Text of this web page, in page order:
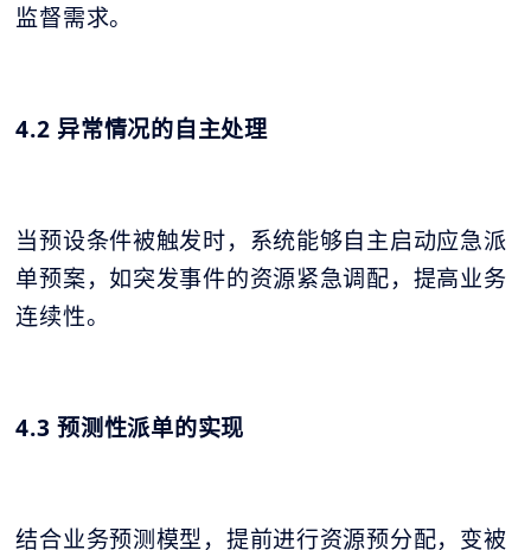
监督需求。
4.2 异常情况的自主处理
当预设条件被触发时，系统能够自主启动应急派
单预案，如突发事件的资源紧急调配，提高业务
连续性。
4.3 预测性派单的实现
结合业务预测模型，提前进行资源预分配，变被